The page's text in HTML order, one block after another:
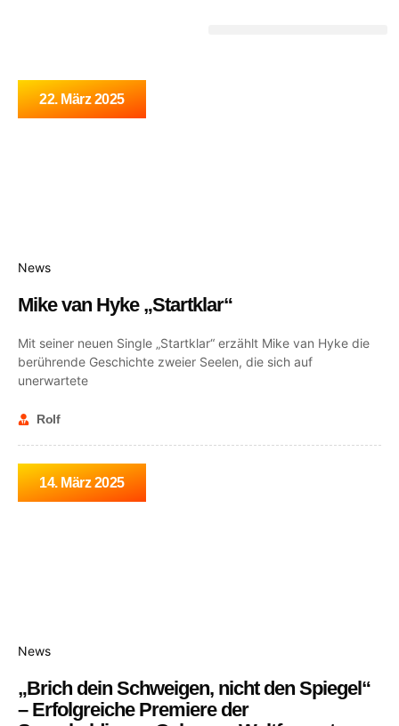
22. März 2025
News
Mike van Hyke „Startklar“
Mit seiner neuen Single „Startklar“ erzählt Mike van Hyke die
berührende Geschichte zweier Seelen, die sich auf
unerwartete
Rolf
14. März 2025
News
„Brich dein Schweigen, nicht den Spiegel“
– Erfolgreiche Premiere der